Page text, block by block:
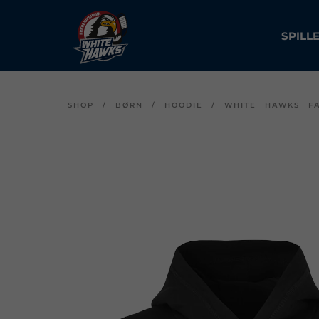
SHOP / BØRN / HOODIE /WHITE HAWKS